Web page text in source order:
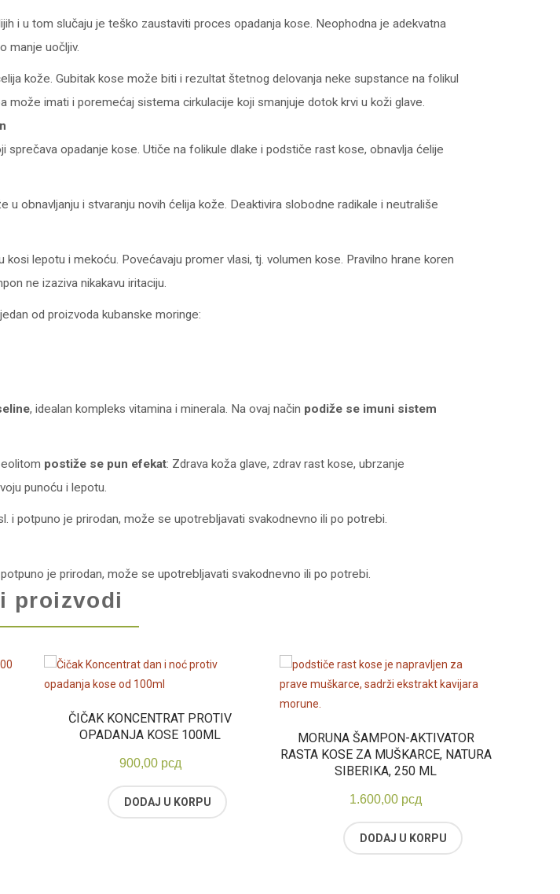
i u tom slučaju je teško zaustaviti proces opadanja kose. Neophodna je adekvatna
manje uočljiv.
kože. Gubitak kose može biti i rezultat štetnog delovanja neke supstance na folikul
imati i poremećaj sistema cirkulacije koji smanjuje dotok krvi u koži glave.
sprečava opadanje kose. Utiče na folikule dlake i podstiče rast kose, obnavlja ćelije
obnavljanju i stvaranju novih ćelija kože. Deaktivira slobodne radikale i neutrališe
lepotu i mekoću. Povećavaju promer vlasi, tj. volumen kose. Pravilno hrane koren
ne izaziva nikakavu iritaciju.
od proizvoda kubanske moringe:
, idealan kompleks vitamina i minerala. Na ovaj način podiže se imuni sistem
postiže se pun efekat: Zdrava koža glave, zdrav rast kose, ubrzanje
punoću i lepotu.
i potpuno je prirodan, može se upotrebljavati svakodnevno ili po potrebi.
je prirodan, može se upotrebljavati svakodnevno ili po potrebi.
proizvodi
ČIČAK KONCENTRAT PROTIV
OPADANJA KOSE 100ML
900,00 рсд
DODAJ U KORPU
MORUNA ŠAMPON-AKTIVATOR
RASTA KOSE ZA MUŠKARCE, NATURA
SIBERIKA, 250 ML
1.600,00 рсд
DODAJ U KORPU